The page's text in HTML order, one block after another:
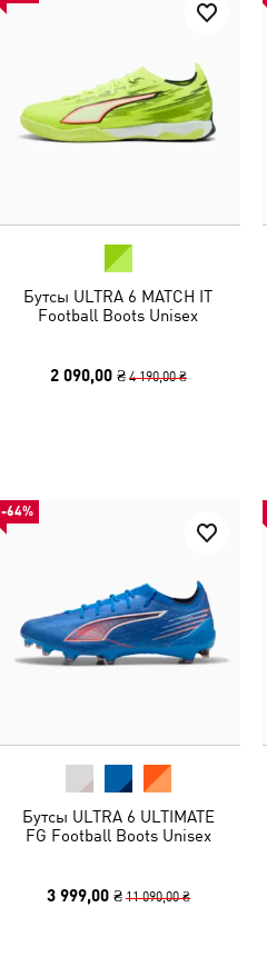
Бутсы ULTRA 6 MATCH IT
Football Boots Unisex
2 090,00 ₴ 4 190,00 ₴
-64%
Бутсы ULTRA 6 ULTIMATE
FG Football Boots Unisex
3 999,00 ₴ 11 090,00 ₴